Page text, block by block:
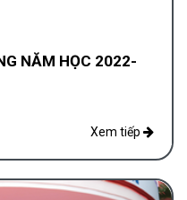
NĂM HỌC 2022-
Xem tiếp